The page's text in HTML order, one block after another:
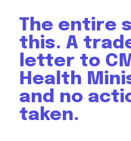
Join our
SUBSCRIBERS
conversation.
To subscribe, simply enter
or click the subscribe button
your privacy and won't spam
safe with us.
The entire
this. A
letter to
Health
and no
taken.